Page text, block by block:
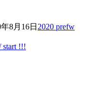
8月16日 2020 prefw
start !!!